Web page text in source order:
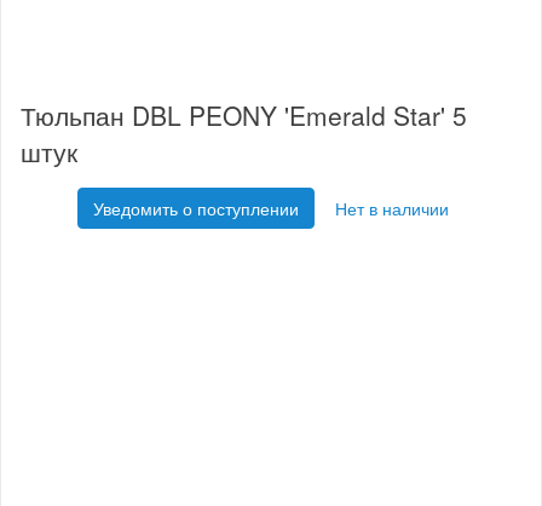
Тюльпан DBL PEONY 'Emerald Star' 5
штук
Уведомить о поступлении Нет в наличии